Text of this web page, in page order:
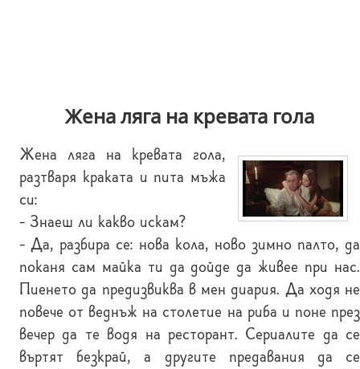
Жена ляга на кревата гола
Жена ляга на кревата гола,
разтваря краката и пита мъжа
си:
- Знаеш ли какво искам?
- Да, разбира се: нова кола, ново зимно палто, да
поканя сам майка ти да дойде да живее при нас.
Пиенето да предизвиква в мен диария. Да ходя не
повече от веднъж на столетие на риба и поне през
вечер да те водя на ресторант. Сериалите да се
въртят безкрай, а другите предавания да се